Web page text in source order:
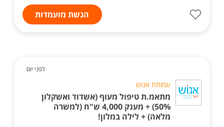
הגשת מועמדות
לפני יום
עמותת אנוש
מתאמ.ת טיפול מעוף (אשדוד ואשקלון
50%) + מענק 4,000 ש"ח (למשרה
מלאה) + לילה במלון!